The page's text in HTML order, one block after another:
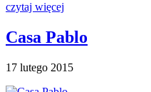
czytaj więcej
Casa Pablo
17 lutego 2015